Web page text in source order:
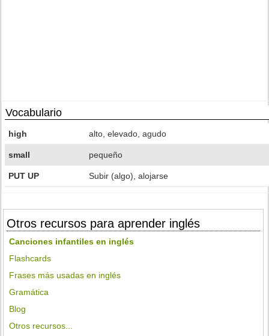
Vocabulario
high alto, elevado, agudo
small pequeño
PUT UP Subir (algo), alojarse
Otros recursos para aprender inglés
Canciones infantiles en inglés
Flashcards
Frases más usadas en inglés
Gramática
Blog
Otros recursos...